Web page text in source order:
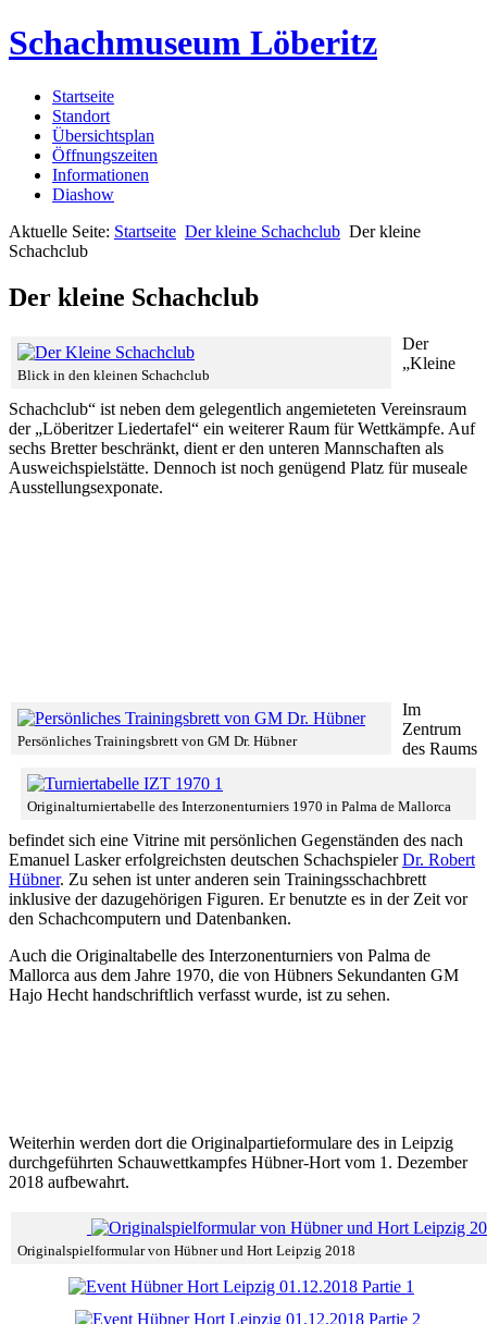
Schachmuseum Löberitz
Startseite
Standort
Übersichtsplan
Öffnungszeiten
Informationen
Diashow
Aktuelle Seite: Startseite Der kleine Schachclub Der kleine
Schachclub
Der kleine Schachclub
Blick in den kleinen Schachclub
Der
„Kleine
Schachclub“ ist neben dem gelegentlich angemieteten Vereinsraum
der „Löberitzer Liedertafel“ ein weiterer Raum für Wettkämpfe. Auf
sechs Bretter beschränkt, dient er den unteren Mannschaften als
Ausweichspielstätte. Dennoch ist noch genügend Platz für museale
Ausstellungsexponate.
Persönliches Trainingsbrett von GM Dr. Hübner
Originalturniertabelle des Interzonenturniers 1970 in Palma de Mallorca
Im
Zentrum
des Raums
befindet sich eine Vitrine mit persönlichen Gegenständen des nach
Emanuel Lasker erfolgreichsten deutschen SchachspielerDr. Robert
Hübner. Zu sehen ist unter anderen sein Trainingsschachbrett
inklusive der dazugehörigen Figuren. Er benutzte es in der Zeit vor
den Schachcomputern und Datenbanken.
Auch die Originaltabelle des Interzonenturniers von Palma de
Mallorca aus dem Jahre 1970, die von Hübners Sekundanten GM
Hajo Hecht handschriftlich verfasst wurde, ist zu sehen.
Weiterhin werden dort die Originalpartieformulare des in Leipzig
durchgeführten Schauwettkampfes Hübner-Hort vom 1. Dezember
2018 aufbewahrt.
Originalspielformular von Hübner und Hort Leipzig 2018